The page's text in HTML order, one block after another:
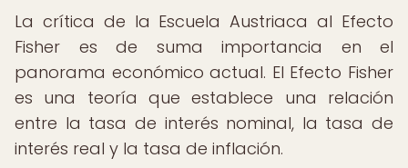
La crítica de la Escuela Austriaca al Efecto
Fisher es de suma importancia en el
panorama económico actual. El Efecto Fisher
es una teoría que establece una relación
entre la tasa de interés nominal, la tasa de
interés real y la tasa de inflación.